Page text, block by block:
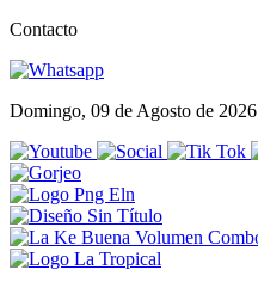
Contacto
Domingo, 09 de Agosto de 2026